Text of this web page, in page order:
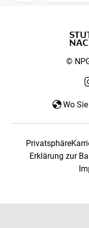
©
Wo
Privatsphäre
Erklärung zur